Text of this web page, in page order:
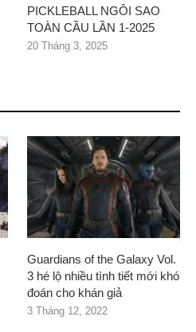
PICKLEBALL NGÔI SAO
TOÀN CẦU LẦN 1-2025
20 Tháng 3, 2025
Guardians of the Galaxy Vol.
3 hé lộ nhiều tình tiết mới khó
đoán cho khán giả
3 Tháng 12, 2022